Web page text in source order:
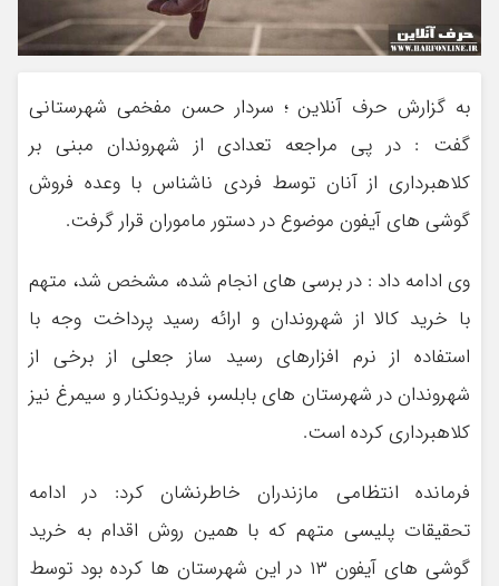
به گزارش حرف آنلاین ؛ سردار حسن مفخمی شهرستانی
گفت : در پی مراجعه تعدادی از شهروندان مبنی بر
کلاهبرداری از آنان توسط فردی ناشناس با وعده فروش
گوشی های آیفون موضوع در دستور ماموران قرار گرفت.
وی ادامه داد : در برسی های انجام شده، مشخص شد، متهم
با خرید کالا از شهروندان و ارائه رسید پرداخت وجه با
استفاده از نرم افزارهای رسید ساز جعلی از برخی از
شهروندان در شهرستان های بابلسر، فریدونکنار و سیمرغ نیز
کلاهبرداری کرده است.
فرمانده انتظامی مازندران خاطرنشان کرد: در ادامه
تحقیقات پلیسی متهم که با همین روش اقدام به خرید
گوشی های آیفون ۱۳ در این شهرستان ها کرده بود توسط